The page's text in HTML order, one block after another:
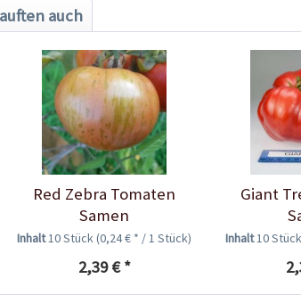
auch
Red Zebra Tomaten
Samen
Inhalt10 Stück(0,24 € * / 1 Stück)
2,39 € *
Giant
Inhalt10 Stück